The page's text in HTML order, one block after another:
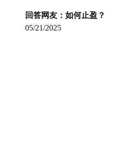
回答网友：如何止盈？
05/21/2025